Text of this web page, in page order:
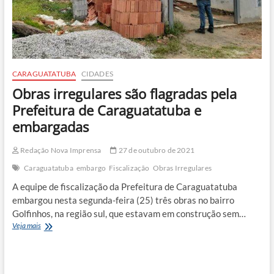
CARAGUATATUBA CIDADES
Obras irregulares são flagradas pela
Prefeitura de Caraguatatuba e
embargadas
Redação Nova Imprensa
27 de outubro de 2021
Caraguatatuba embargo Fiscalização Obras Irregulares
A equipe de fiscalização da Prefeitura de Caraguatatuba
embargou nesta segunda-feira (25) três obras no bairro
Golfinhos, na região sul, que estavam em construção sem…
Veja maisObras